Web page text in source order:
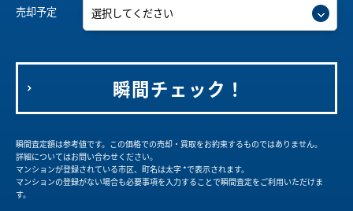
売却予定
瞬間チェック！
瞬間査定額は参考値です。この価格での売却・買取をお約束するものではありません。
詳細についてはお問い合わせください。
マンションが登録されている市区、町名は太字 *で表示されます。
マンションの登録がない場合も必要事項を入力することで瞬間査定をご利用いただけま
す。